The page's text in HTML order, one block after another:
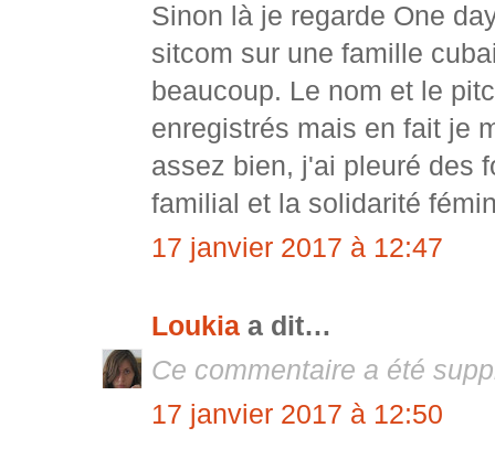
Sinon là je regarde One
sitcom sur une famille
beaucoup. Le nom et le
enregistrés mais en fait je
assez bien, j'ai pleuré des
familial et la solidarité
17 janvier 2017 à 12:47
Loukia a dit…
Ce commentaire a été
17 janvier 2017 à 12:50